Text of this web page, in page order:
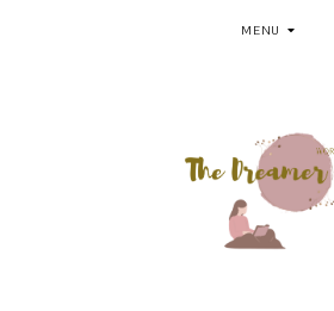
MENU